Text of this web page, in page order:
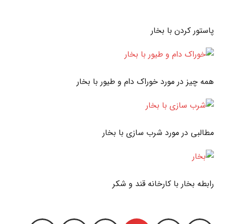
پاستور کردن با بخار
همه چیز در مورد خوراک دام و طیور با بخار
مطالبی در مورد شرب سازی با بخار
رابطه بخار با کارخانه قند و شکر